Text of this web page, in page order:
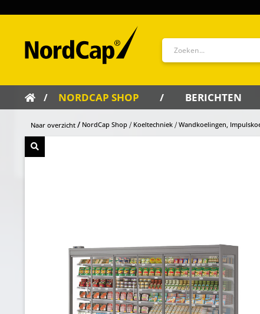
NORDCAP SHOP BERICHTEN
Naar overzicht NordCap Shop Koeltechniek Wandkoelingen,